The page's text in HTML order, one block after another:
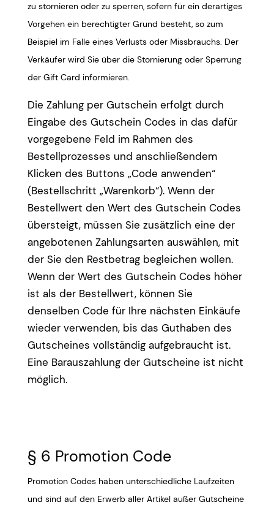
zu stornieren oder zu sperren, sofern für ein derartiges
Vorgehen ein berechtigter Grund besteht, so zum
Beispiel im Falle eines Verlusts oder Missbrauchs. Der
Verkäufer wird Sie über die Stornierung oder Sperrung
der Gift Card informieren.
Die Zahlung per Gutschein erfolgt durch
Eingabe des Gutschein Codes in das dafür
vorgegebene Feld im Rahmen des
Bestellprozesses und anschließendem
Klicken des Buttons „Code anwenden“
(Bestellschritt „Warenkorb“). Wenn der
Bestellwert den Wert des Gutschein Codes
übersteigt, müssen Sie zusätzlich eine der
angebotenen Zahlungsarten auswählen, mit
der Sie den Restbetrag begleichen wollen.
Wenn der Wert des Gutschein Codes höher
ist als der Bestellwert, können Sie
denselben Code für Ihre nächsten Einkäufe
wieder verwenden, bis das Guthaben des
Gutscheines vollständig aufgebraucht ist.
Eine Barauszahlung der Gutscheine ist nicht
möglich.
§ 6 Promotion Code
Promotion Codes haben unterschiedliche Laufzeiten
und sind auf den Erwerb aller Artikel außer Gutscheine